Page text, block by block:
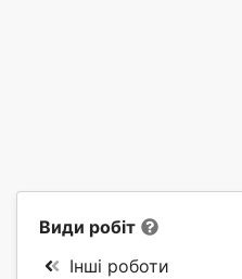
Види робіт
Інші роботи